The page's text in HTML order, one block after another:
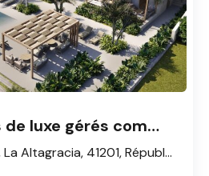
Appartements de luxe gérés comme des hôtels - Punta Cana
Punta Cana, Higüey, La Altagracia, 41201, République dominicaine